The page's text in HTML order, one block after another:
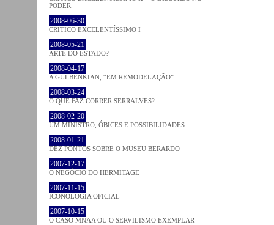
PODER
2008-06-30
CRÍTICO EXCELENTÍSSIMO I
2008-05-21
ARTE DO ESTADO?
2008-04-17
A GULBENKIAN, “EM REMODELAÇÃO”
2008-03-24
O QUE FAZ CORRER SERRALVES?
2008-02-20
UM MINISTRO, ÓBICES E POSSIBILIDADES
2008-01-21
DEZ PONTOS SOBRE O MUSEU BERARDO
2007-12-17
O NEGÓCIO DO HERMITAGE
2007-11-15
ICONOLOGIA OFICIAL
2007-10-15
O CASO MNAA OU O SERVILISMO EXEMPLAR